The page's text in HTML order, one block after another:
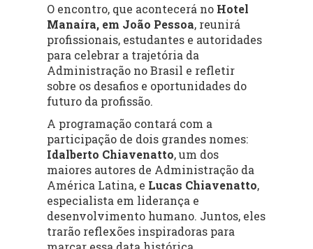
O encontro, que acontecerá no Hotel
Manaíra, em João Pessoa, reunirá
profissionais, estudantes e autoridades
para celebrar a trajetória da
Administração no Brasil e refletir
sobre os desafios e oportunidades do
futuro da profissão.
A programação contará com a
participação de dois grandes nomes:
Idalberto Chiavenatto, um dos
maiores autores de Administração da
América Latina, e Lucas Chiavenatto,
especialista em liderança e
desenvolvimento humano. Juntos, eles
trarão reflexões inspiradoras para